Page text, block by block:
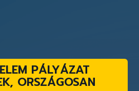
PÁLYÁZAT
ORSZÁGOSAN